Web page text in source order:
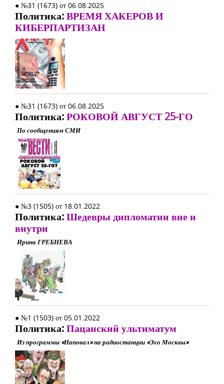
● №31 (1673) от 06.08.2025
Политика:ВРЕМЯ ХАКЕРОВ И
КИБЕРПАРТИЗАН
● №31 (1673) от 06.08.2025
Политика:РОКОВОЙ АВГУСТ 25-ГО
По сообщениям СМИ
● №3 (1505) от 18.01.2022
Политика:Шедевры дипломатии вне и
внутри
Ирина ГРЕБНЕВА
● №1 (1503) от 05.01.2022
Политика:Пацанский ультиматум
Из программы «Наповал» на радиостанции «Эхо Москвы»